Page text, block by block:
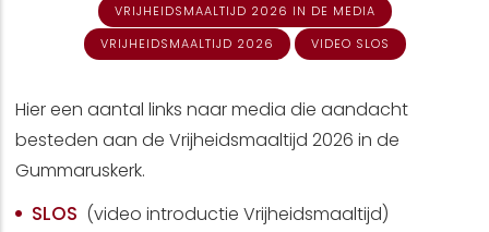
VRIJHEIDSMAALTIJD 2026 IN DE MEDIA
VRIJHEIDSMAALTIJD 2026
VIDEO SLOS
Hier een aantal links naar media die aandacht
besteden aan de Vrijheidsmaaltijd 2026 in de
Gummaruskerk.
SLOS (video introductie Vrijheidsmaaltijd)